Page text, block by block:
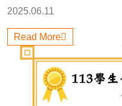
2025.06.11
Read More